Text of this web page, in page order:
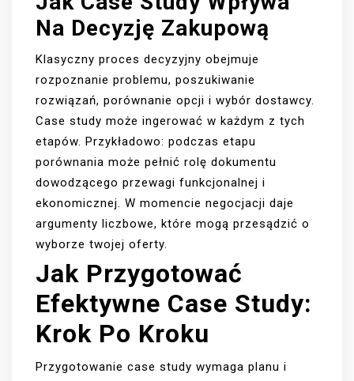
Na Decyzję Zakupową
Klasyczny proces decyzyjny obejmuje
rozpoznanie problemu, poszukiwanie
rozwiązań, porównanie opcji i wybór dostawcy.
Case study może ingerować w każdym z tych
etapów. Przykładowo: podczas etapu
porównania może pełnić rolę dokumentu
dowodzącego przewagi funkcjonalnej i
ekonomicznej. W momencie negocjacji daje
argumenty liczbowe, które mogą przesądzić o
wyborze twojej oferty.
Jak Przygotować
Efektywne Case Study:
Krok Po Kroku
Przygotowanie case study wymaga planu i